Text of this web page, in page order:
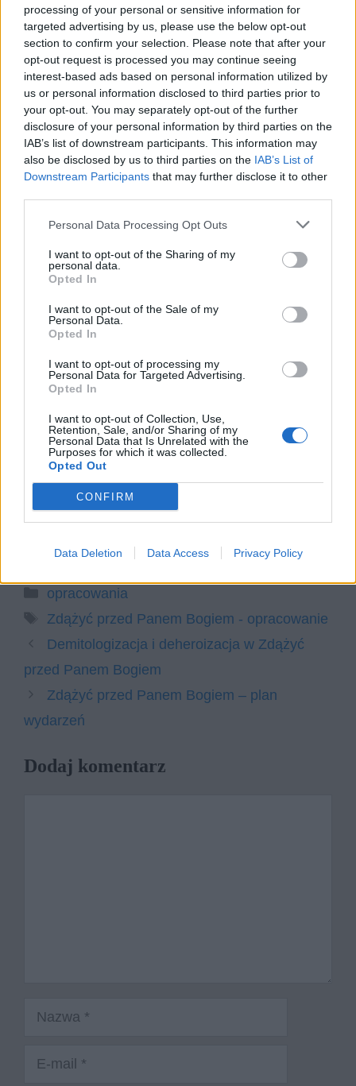
processing of your personal or sensitive information for
targeted advertising by us, please use the below opt-out
section to confirm your selection. Please note that after your
opt-out request is processed you may continue seeing
interest-based ads based on personal information utilized by
us or personal information disclosed to third parties prior to
your opt-out. You may separately opt-out of the further
disclosure of your personal information by third parties on the
IAB’s list of downstream participants. This information may
also be disclosed by us to third parties on the IAB’s List of
Downstream Participants that may further disclose it to other
Personal Data Processing Opt Outs
I want to opt-out of the Sharing of my
personal data.
Opted In
I want to opt-out of the Sale of my
Personal Data.
Opted In
I want to opt-out of processing my
Personal Data for Targeted Advertising.
Opted In
I want to opt-out of Collection, Use,
Retention, Sale, and/or Sharing of my
Personal Data that Is Unrelated with the
Purposes for which it was collected.
Opted Out
CONFIRM
Data Deletion Data Access Privacy Policy
Jak pamięć o przeszłości wpływa na
teraźniejszość? Omów zagadnienie na
podstawie Zdążyć przed Panem
odpowiedzi uwzględnij również
wybrany kontekst.
Literatura faktu jako źródło wiedzy o
przeszłości. Omów zagadnienie na
Panem Bogiem Hanny Krall. W swojej
odpowiedzi uwzględnij również
wybrany kontekst.
Profesor Jan Moll – charakterystyka
Zdążyć przed Panem Bogiem –
Kategorie
opracowania
Tagi
Zdążyć przed Panem Bogiem - opracowanie
Demitologizacja i deheroizacja w Zdążyć
przed Panem Bogiem
Zdążyć przed Panem Bogiem – plan
wydarzeń
Dodaj komentarz
Nazwa